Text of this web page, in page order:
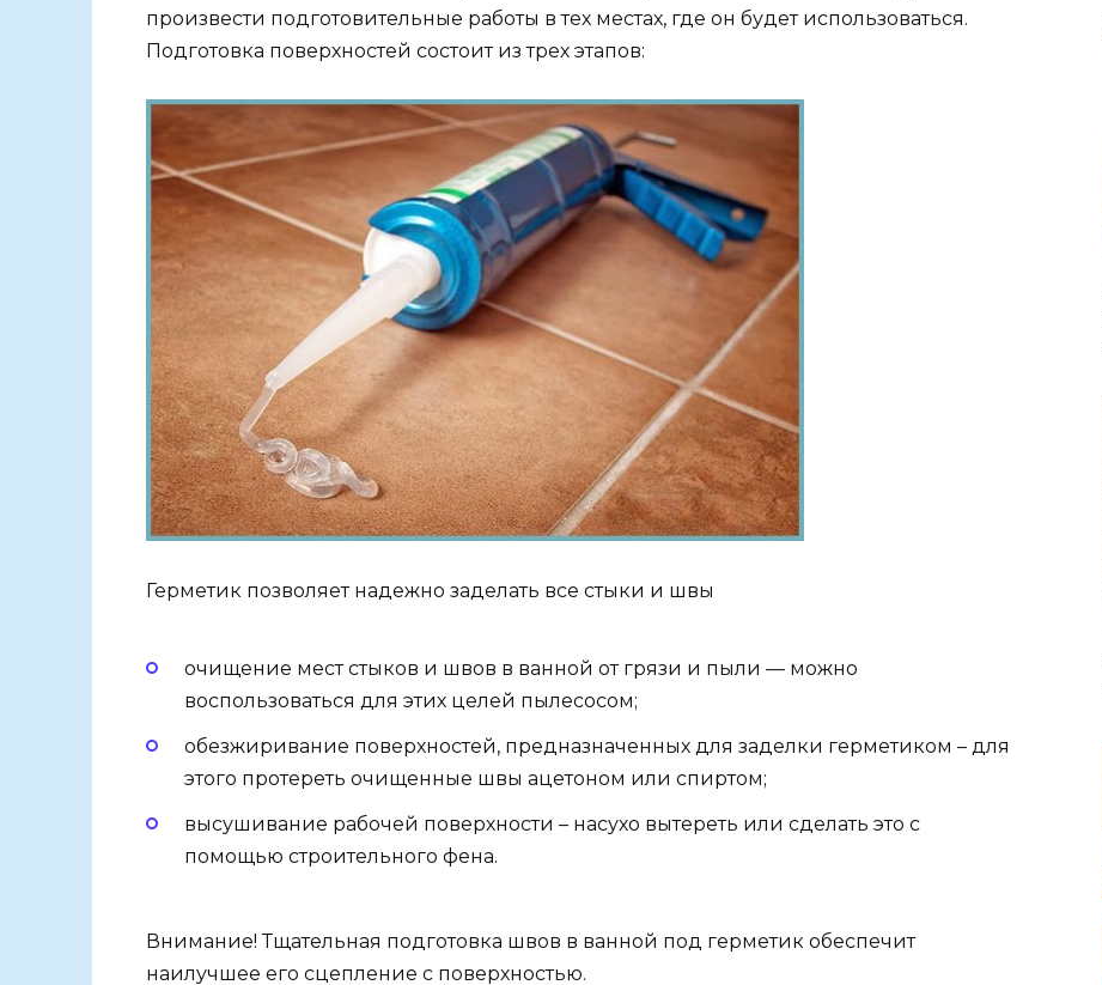
произвести подготовительные работы в тех местах, где он будет использоваться.
Подготовка поверхностей состоит из трех этапов:
Герметик позволяет надежно заделать все стыки и швы
очищение мест стыков и швов в ванной от грязи и пыли — можно
воспользоваться для этих целей пылесосом;
обезжиривание поверхностей, предназначенных для заделки герметиком – для
этого протереть очищенные швы ацетоном или спиртом;
высушивание рабочей поверхности – насухо вытереть или сделать это с
помощью строительного фена.
Внимание! Тщательная подготовка швов в ванной под герметик обеспечит
наилучшее его сцепление с поверхностью.